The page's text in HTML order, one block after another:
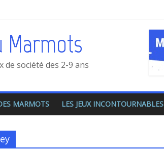
Marmots
de société des 2-9 ans
MARMOTS LES JEUX INCONTOURNABLES